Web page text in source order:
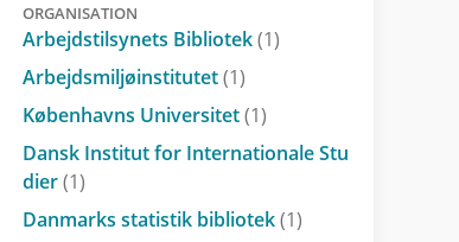
ORGANISATION
Arbejdstilsynets Bibliotek(1)
Arbejdsmiljøinstitutet(1)
Københavns Universitet(1)
Dansk Institut for Internationale Stu
dier(1)
Danmarks statistik bibliotek(1)